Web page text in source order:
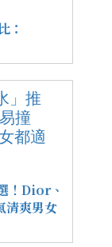
：
！Dior、
清爽男女